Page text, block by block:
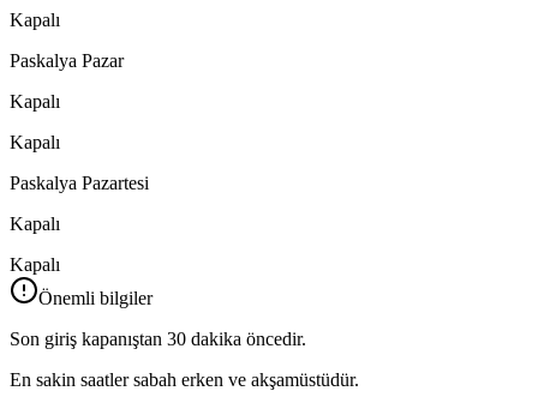
Kapalı
Paskalya Pazar
Kapalı
Kapalı
Paskalya Pazartesi
Kapalı
Kapalı
Önemli bilgiler
Son giriş kapanıştan 30 dakika öncedir.
En sakin saatler sabah erken ve akşamüstüdür.